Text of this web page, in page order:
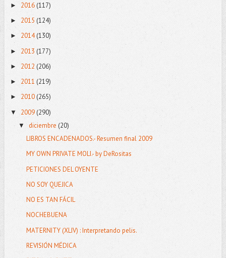
► 2016 (117)
► 2015 (124)
► 2014(130)
► 2013 (177)
► 2012 (206)
► 2011 (219)
► 2010(265)
▼ 2009(290)
▼ diciembre (20)
LIBROS ENCADENADOS.- Resumen final 2009
MY OWN PRIVATE MOLI.- by DeRositas
PETICIONES DEL OYENTE
NO SOY QUEJICA
NO ES TAN FÁCIL
NOCHEBUENA
MATERNITY (XLIV) : Interpretando pelis.
REVISIÓN MÉDICA